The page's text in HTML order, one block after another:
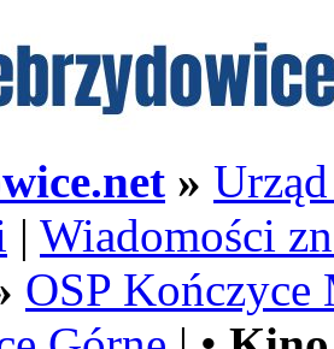
»
| Wiadomości
OSP Kończyce